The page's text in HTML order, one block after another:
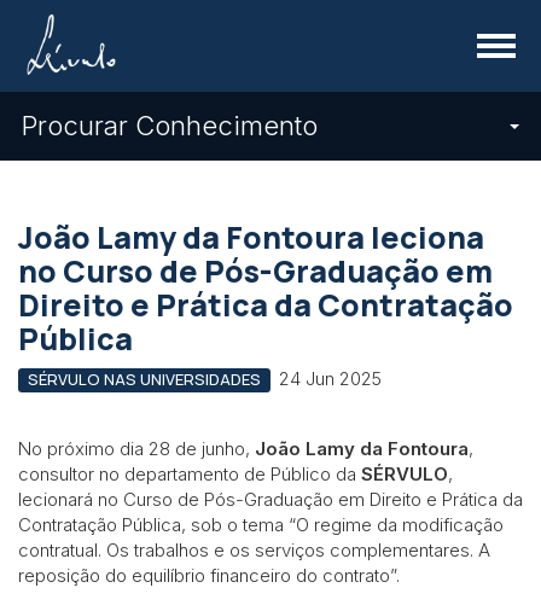
Menu
Procurar Conhecimento
João Lamy da Fontoura leciona
no Curso de Pós-Graduação em
Direito e Prática da Contratação
Pública
SÉRVULO NAS UNIVERSIDADES 24 Jun 2025
No próximo dia 28 de junho, João Lamy da Fontoura,
consultor no departamento de Público da SÉRVULO,
lecionará no Curso de Pós-Graduação em Direito e Prática da
Contratação Pública, sob o tema “O regime da modificação
contratual. Os trabalhos e os serviços complementares. A
reposição do equilíbrio financeiro do contrato”.